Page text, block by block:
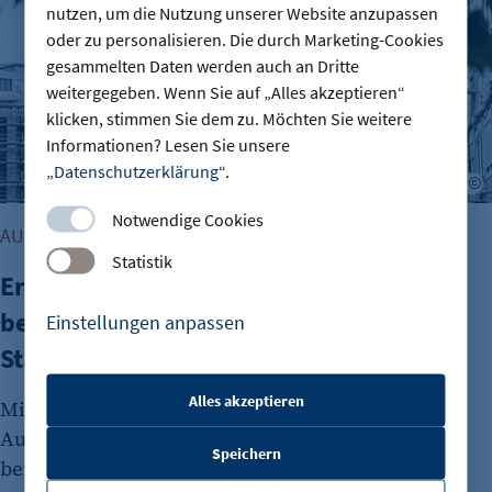
nutzen, um die Nutzung unserer Website anzupassen
oder zu personalisieren. Die durch Marketing-Cookies
gesammelten Daten werden auch an Dritte
weitergegeben. Wenn Sie auf „Alles akzeptieren“
klicken, stimmen Sie dem zu. Möchten Sie weitere
Informationen? Lesen Sie unsere
„Datenschutzerklärung“.
Notwendige Cookies
Statistik
Einstellungen anpassen
etracker Sitzungs-Cookie
Alles akzeptieren
Speichern
AUSBILDUNG & WOHNUNGSMARKT
Erstes Azubi-Wohnheim in Berlin -
bezahlbarer Wohnraum ist
Standortfaktor
Mit dem ersten kommunalen Wohnheim für
Auszubildende schafft Berlin 154 dringend
benötigte Wohnplätze. Die hohe Zahl an